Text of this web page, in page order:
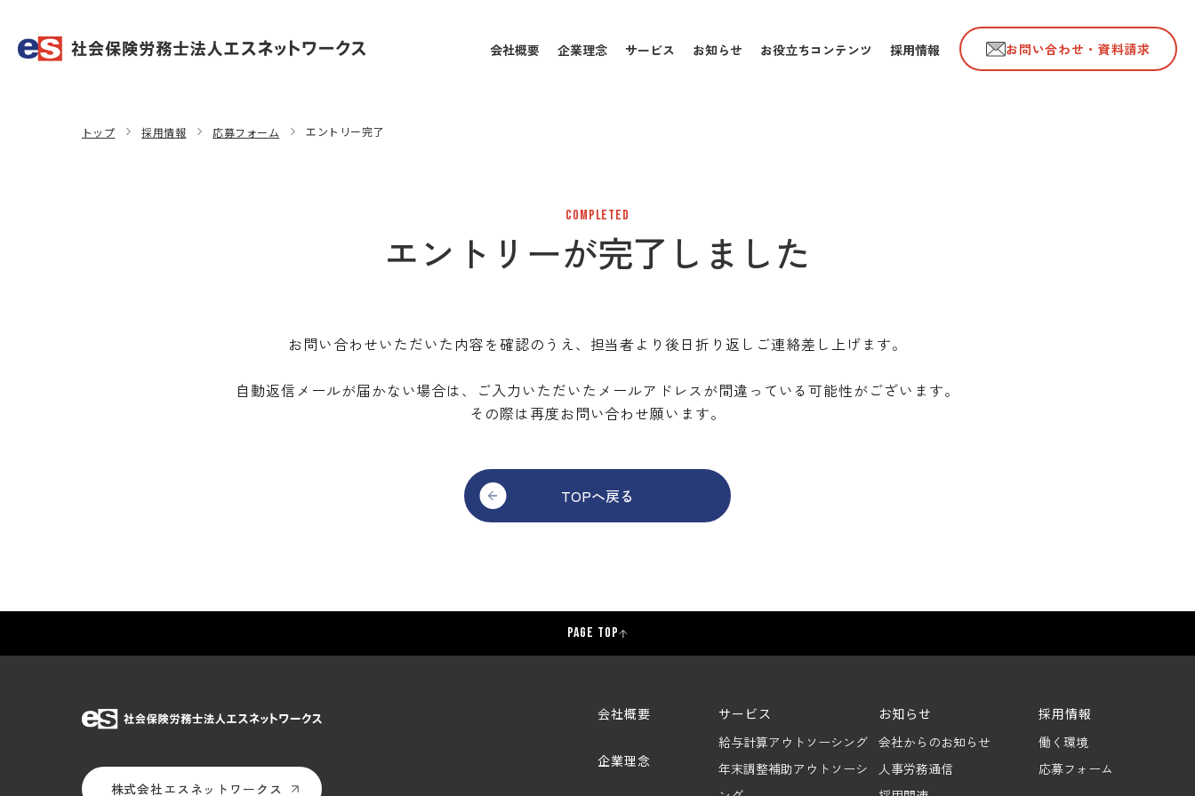
会社概要 企業理念 サービス お知らせ お役立ちコンテンツ 採用情報 お問い合わせ・資料請求
トップ 採用情報 応募フォーム エントリー完了
COMPLETED
エントリーが完了しました
お問い合わせいただいた内容を確認のうえ、担当者より後日折り返しご連絡差し上げます。
自動返信メールが届かない場合は、ご入力いただいたメールアドレスが間違っている可能性がございます。
その際は再度お問い合わせ願います。
TOPへ戻る
PAGE TOP
株式会社エスネットワークス
会社概要
企業理念
サービス
給与計算アウトソーシング
年末調整補助アウトソーシ
お知らせ
会社からのお知らせ
人事労務通信
採用情報
働く環境
応募フォーム